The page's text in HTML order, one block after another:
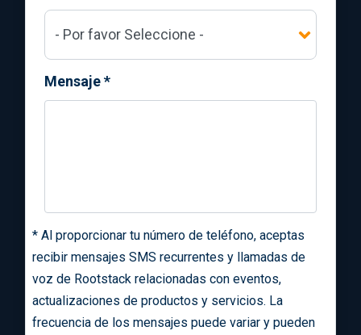
Mensaje*
* Al proporcionar tu número de teléfono, aceptas
recibir mensajes SMS recurrentes y llamadas de
voz de Rootstack relacionadas con eventos,
actualizaciones de productos y servicios. La
frecuencia de los mensajes puede variar y pueden